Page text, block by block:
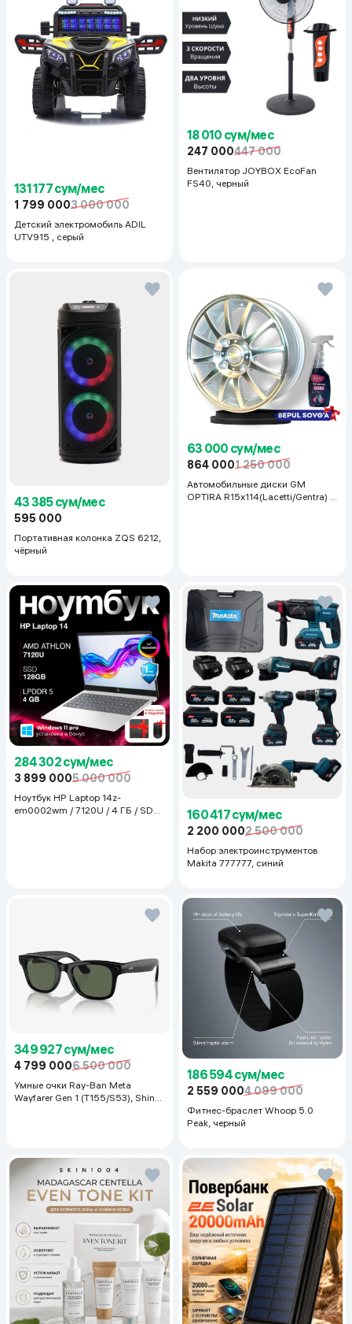
131 177 сум/мес
1 799 0003 000 000
Детский электромобиль ADIL
UTV915 , серый
18 010 сум/мес
247 000447 000
Вентилятор JOYBOX EcoFan
FS40, черный
43 385 сум/мес
595 000
Портативная колонка ZQS 6212,
чёрный
63 000 сум/мес
864 0001 250 000
Автомобильные диски GM
OPTIRA R15x114(Lacetti/Gentra) 1
284 302 сум/мес
3 899 0005 000 000
Ноутбук HP Laptop 14z-
em0002wm / 7120U / 4 ГБ / SDD
160 417 сум/мес
2 200 0002 500 000
Набор электроинструментов
Makita 777777, синий
349 927 сум/мес
4 799 0006 500 000
Умные очки Ray-Ban Meta
Wayfarer Gen 1 (T155/S53), Shiny
186 594 сум/мес
2 559 0004 099 000
Фитнес-браслет Whoop 5.0
Peak, черный